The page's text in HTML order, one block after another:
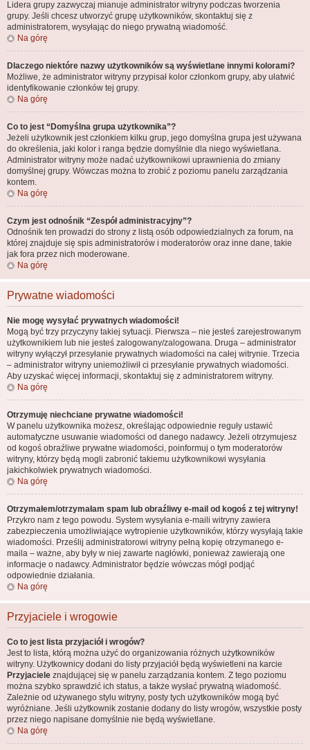
Lidera grupy zazwyczaj mianuje administrator witryny podczas tworzenia
grupy. Jeśli chcesz utworzyć grupę użytkowników, skontaktuj się z
administratorem, wysyłając do niego prywatną wiadomość.
Na górę
Dlaczego niektóre nazwy użytkowników są wyświetlane innymi kolorami?
Możliwe, że administrator witryny przypisał kolor członkom grupy, aby ułatwić
identyfikowanie członków tej grupy.
Na górę
Co to jest “Domyślna grupa użytkownika”?
Jeżeli użytkownik jest członkiem kilku grup, jego domyślna grupa jest używana
do określenia, jaki kolor i ranga będzie domyślnie dla niego wyświetlana.
Administrator witryny może nadać użytkownikowi uprawnienia do zmiany
domyślnej grupy. Wówczas można to zrobić z poziomu panelu zarządzania
kontem.
Na górę
Czym jest odnośnik “Zespół administracyjny”?
Odnośnik ten prowadzi do strony z listą osób odpowiedzialnych za forum, na
której znajduje się spis administratorów i moderatorów oraz inne dane, takie
jak fora przez nich moderowane.
Na górę
Prywatne wiadomości
Nie mogę wysyłać prywatnych wiadomości!
Mogą być trzy przyczyny takiej sytuacji. Pierwsza – nie jesteś zarejestrowanym
użytkownikiem lub nie jesteś zalogowany/zalogowana. Druga – administrator
witryny wyłączył przesyłanie prywatnych wiadomości na całej witrynie. Trzecia
– administrator witryny uniemożliwił ci przesyłanie prywatnych wiadomości.
Aby uzyskać więcej informacji, skontaktuj się z administratorem witryny.
Na górę
Otrzymuję niechciane prywatne wiadomości!
W panelu użytkownika możesz, określając odpowiednie reguły ustawić
automatyczne usuwanie wiadomości od danego nadawcy. Jeżeli otrzymujesz
od kogoś obraźliwe prywatne wiadomości, poinformuj o tym moderatorów
witryny, którzy będą mogli zabronić takiemu użytkownikowi wysyłania
jakichkolwiek prywatnych wiadomości.
Na górę
Otrzymałem/otrzymałam spam lub obraźliwy e-mail od kogoś z tej witryny!
Przykro nam z tego powodu. System wysyłania e-maili witryny zawiera
zabezpieczenia umożliwiające wytropienie użytkowników, którzy wysyłają takie
wiadomości. Prześlij administratorowi witryny pełną kopię otrzymanego e-
maila – ważne, aby były w niej zawarte nagłówki, ponieważ zawierają one
informacje o nadawcy. Administrator będzie wówczas mógł podjąć
odpowiednie działania.
Na górę
Przyjaciele i wrogowie
Co to jest lista przyjaciół i wrogów?
Jest to lista, którą można użyć do organizowania różnych użytkowników
witryny. Użytkownicy dodani do listy przyjaciół będą wyświetleni na karcie
Przyjaciele znajdującej się w panelu zarządzania kontem. Z tego poziomu
można szybko sprawdzić ich status, a także wysłać prywatną wiadomość.
Zależnie od używanego stylu witryny, posty tych użytkowników mogą być
wyróżniane. Jeśli użytkownik zostanie dodany do listy wrogów, wszystkie posty
przez niego napisane domyślnie nie będą wyświetlane.
Na górę